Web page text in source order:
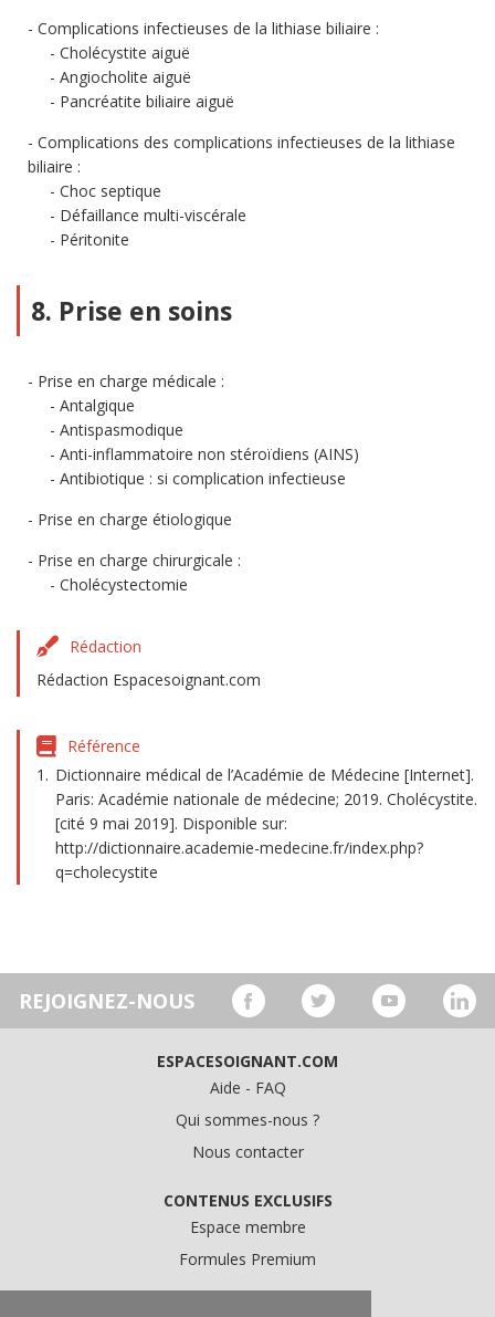
Complications infectieuses de la lithiase biliaire :
Cholécystite aiguë
Angiocholite aiguë
Pancréatite biliaire aiguë
Complications des complications infectieuses de la lithiase
biliaire :
Choc septique
Défaillance multi-viscérale
Péritonite
8. Prise en soins
Prise en charge médicale :
Antalgique
Antispasmodique
Anti-inflammatoire non stéroïdiens (AINS)
Antibiotique : si complication infectieuse
Prise en charge étiologique
Prise en charge chirurgicale :
Cholécystectomie
Rédaction
Rédaction Espacesoignant.com
Référence
Dictionnaire médical de l’Académie de Médecine [Internet].
Paris: Académie nationale de médecine; 2019. Cholécystite.
[cité 9 mai 2019]. Disponible sur:
http://dictionnaire.academie-medecine.fr/index.php?
q=cholecystite
REJOIGNEZ-NOUS
ESPACESOIGNANT.COM
Aide - FAQ
Qui sommes-nous ?
Nous contacter
CONTENUS EXCLUSIFS
Espace membre
Formules Premium